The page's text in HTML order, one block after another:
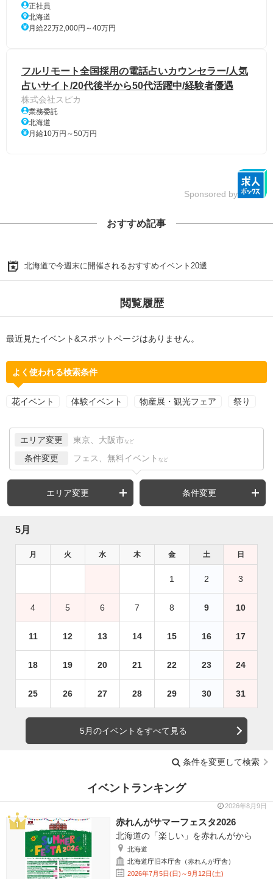
正社員
北海道
月給22万2,000円～40万円
フルリモート全国採用の電話占いカウンセラー/人気
占いサイト/20代後半から50代活躍中/経験者優遇
株式会社スピカ
業務委託
北海道
月給10万円～50万円
Sponsored by
おすすめ記事
北海道で今週末に開催されるおすすめイベント20選
閲覧履歴
最近見たイベント&スポットページはありません。
よく使われる検索条件
花イベント 体験イベント 物産展・観光フェア 祭り
エリア変更 東京、大阪市 など
条件変更 フェス、無料イベント など
エリア変更 条件変更
5月
月 火 水 木 金 土 日
1 2 3
4 5 6 7 8 9 10
11 12 13 14 15 16 17
18 19 20 21 22 23 24
25 26 27 28 29 30 31
5月のイベントをすべて見る
条件を変更して検索
イベントランキング
2026年8月9日
赤れんがサマーフェスタ2026
北海道の「楽しい」を赤れんがから
北海道
北海道庁旧本庁舎（赤れんが庁舎）
2026年7月5日(日)～9月12日(土)